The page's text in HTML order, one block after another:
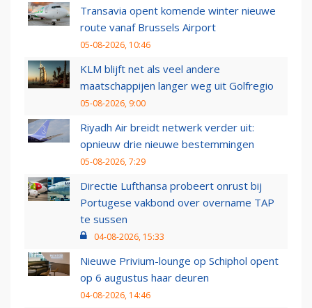
Transavia opent komende winter nieuwe
route vanaf Brussels Airport
05-08-2026, 10:46
KLM blijft net als veel andere
maatschappijen langer weg uit Golfregio
05-08-2026, 9:00
Riyadh Air breidt netwerk verder uit:
opnieuw drie nieuwe bestemmingen
05-08-2026, 7:29
Directie Lufthansa probeert onrust bij
Portugese vakbond over overname TAP
te sussen
04-08-2026, 15:33
Nieuwe Privium-lounge op Schiphol opent
op 6 augustus haar deuren
04-08-2026, 14:46